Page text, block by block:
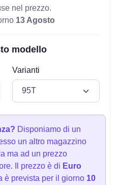
nel prezzo.
13 Agosto
modello
Varianti
Disponiamo di un
un altro magazzino
ma ad un prezzo
Il prezzo è di Euro
è prevista per il giorno 10